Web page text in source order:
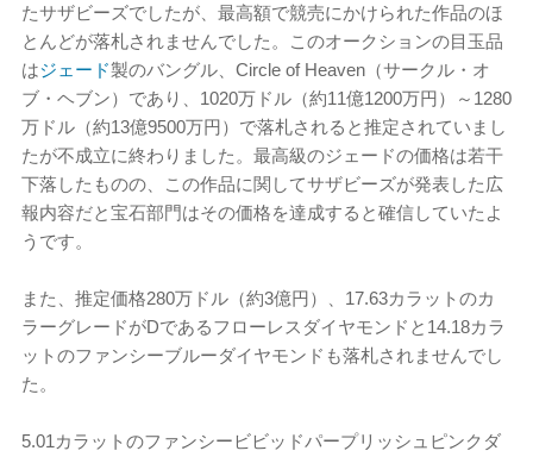
たサザビーズでしたが、最高額で競売にかけられた作品のほ
とんどが落札されませんでした。このオークションの目玉品
はジェード製のバングル、Circle of Heaven（サークル・オ
ブ・ヘブン）であり、1020万ドル（約11億1200万円）～1280
万ドル（約13億9500万円）で落札されると推定されていまし
たが不成立に終わりました。最高級のジェードの価格は若干
下落したものの、この作品に関してサザビーズが発表した広
報内容だと宝石部門はその価格を達成すると確信していたよ
うです。
また、推定価格280万ドル（約3億円）、17.63カラットのカ
ラーグレードがDであるフローレスダイヤモンドと14.18カラ
ットのファンシーブルーダイヤモンドも落札されませんでし
た。
5.01カラットのファンシービビッドパープリッシュピンクダ